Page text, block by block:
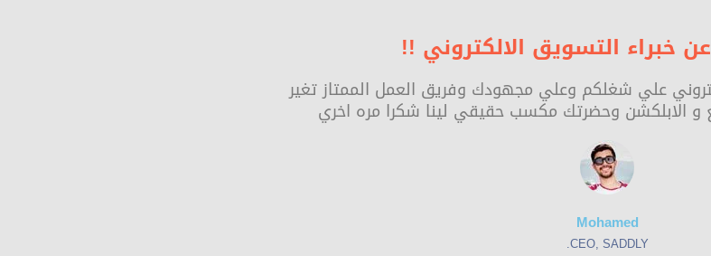
خبراء التسويق الالكتروني !!
علي شغلكم وعلي مجهودك وفريق العمل الممتاز تغير
الابلكشن وحضرتك مكسب حقيقي لينا شكرا مره اخري
Mohamed
CEO, SADDLY.